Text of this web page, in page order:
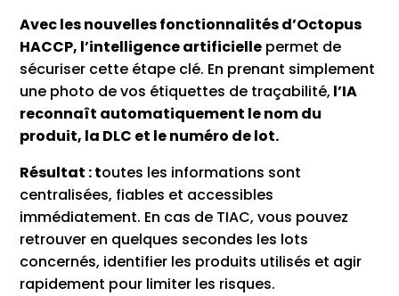
Avec les nouvelles fonctionnalités d’Octopus
HACCP, l’intelligence artificielle permet de
sécuriser cette étape clé. En prenant simplement
une photo de vos étiquettes de traçabilité, l’IA
reconnaît automatiquement le nom du
produit, la DLC et le numéro de lot.
Résultat : toutes les informations sont
centralisées, fiables et accessibles
immédiatement. En cas de TIAC, vous pouvez
retrouver en quelques secondes les lots
concernés, identifier les produits utilisés et agir
rapidement pour limiter les risques.